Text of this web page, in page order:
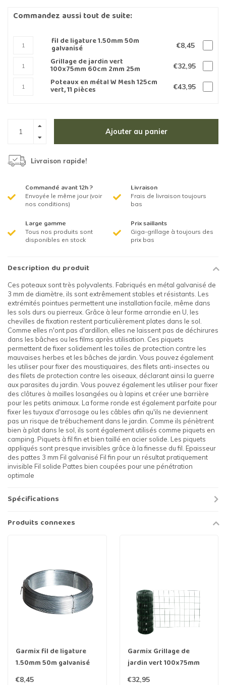
Commandez aussi tout de suite:
fil de ligature 1.50mm 50m
galvanisé €8,45
Grillage de jardin vert
100x75mm 60cm 2mm 25m €32,95
Poteaux en métal W Mesh 125cm
vert, 11 pièces €43,95
Ajouter au panier
Livraison rapide!
Commandé avant 12h ?
Envoyée le même jour (voir
nos conditions)
Livraison
Frais de livraison toujours
bas
Large gamme
Tous nos produits sont
disponibles en stock
Prix saillants
Giga-grillage à toujours des
prix bas
Description du produit
Ces poteaux sont très polyvalents. Fabriqués en métal galvanisé de
3 mm de diamètre, ils sont extrêmement stables et résistants. Les
extrémités pointues permettent une installation facile, même dans
les sols durs ou pierreux. Grâce à leur forme arrondie en U, les
chevilles de fixation restent particulièrement plates dans le sol.
Comme elles n'ont pas d'ardillon, elles ne laissent pas de déchirures
dans les bâches ou les films après utilisation. Ces piquets
permettent de fixer solidement les toiles de protection contre les
mauvaises herbes et les bâches de jardin. Vous pouvez également
les utiliser pour fixer des moustiquaires, des filets anti-insectes ou
des filets de protection contre les oiseaux, déclarant ainsi la guerre
aux parasites du jardin. Vous pouvez également les utiliser pour fixer
des clôtures à mailles losangées ou à lapins et créer une barrière
pour les petits animaux. La forme ronde est également parfaite pour
fixer les tuyaux d'arrosage ou les câbles afin qu'ils ne deviennent
pas un risque de trébuchement dans le jardin. Comme ils pénètrent
bien à plat dans le sol, ils sont également utilisés comme piquets en
camping. Piquets à fil fin et bien taillé en acier solide. Les piquets
appliqués sont presque invisibles grâce à la finesse du fil. Epaisseur
des pattes 3 mm Fil galvanisé Fil fin pour un résultat pratiquement
invisible Fil solide Pattes bien coupées pour une pénétration
optimale
Spécifications
Produits connexes
Garmix fil de ligature
1.50mm 50m galvanisé
€8,45
Garmix Grillage de
jardin vert 100x75mm
60cm 2mm 25m
€32,95